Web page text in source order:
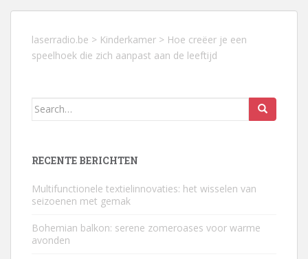
laserradio.be > Kinderkamer > Hoe creëer je een
speelhoek die zich aanpast aan de leeftijd
Search
RECENTE BERICHTEN
Multifunctionele textielinnovaties: het wisselen van
seizoenen met gemak
Bohemian balkon: serene zomeroases voor warme
avonden